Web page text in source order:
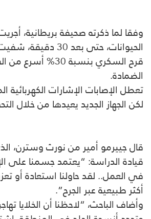
وفقا لما ذكرته صحيفة بريطانية،
الحيوانات، حتى بعد
قرح السكري بنسبة 30%
الضمادة.
تعطل الإصابات الإشارات الكهربائية
لكن الجهاز الجديد يعيدها من خلال
قال جييرمو أمير من نورث وسترن،
قيادة الدراسة: “يعتمد جسمنا على
في العمل.. لقد حاولنا استعادة أو
أكثر طبيعية عبر الجرح”.
وأضاف الباحث، “لاحظنا أن الخلايا